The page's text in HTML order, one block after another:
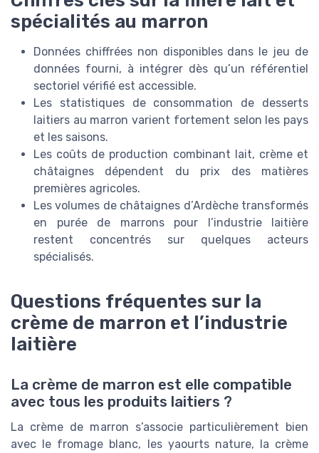
spécialités au marron
Données chiffrées non disponibles dans le jeu de
données fourni, à intégrer dès qu’un référentiel
sectoriel vérifié est accessible.
Les statistiques de consommation de desserts
laitiers au marron varient fortement selon les pays
et les saisons.
Les coûts de production combinant lait, crème et
châtaignes dépendent du prix des matières
premières agricoles.
Les volumes de châtaignes d’Ardèche transformés
en purée de marrons pour l’industrie laitière
restent concentrés sur quelques acteurs
spécialisés.
Questions fréquentes sur la
crème de marron et l’industrie
laitière
La crème de marron est elle compatible
avec tous les produits laitiers ?
La crème de marron s’associe particulièrement bien
avec le fromage blanc, les yaourts nature, la crème